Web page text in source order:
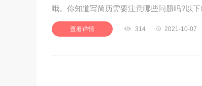
哦。你知道写简历需要注意哪些问题吗?以
查看详情  314  2021-10-07